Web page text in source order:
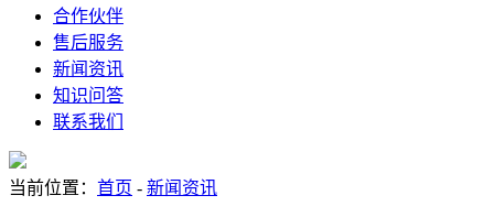
合作伙伴
售后服务
新闻资讯
知识问答
联系我们
当前位置： 首页 - 新闻资讯